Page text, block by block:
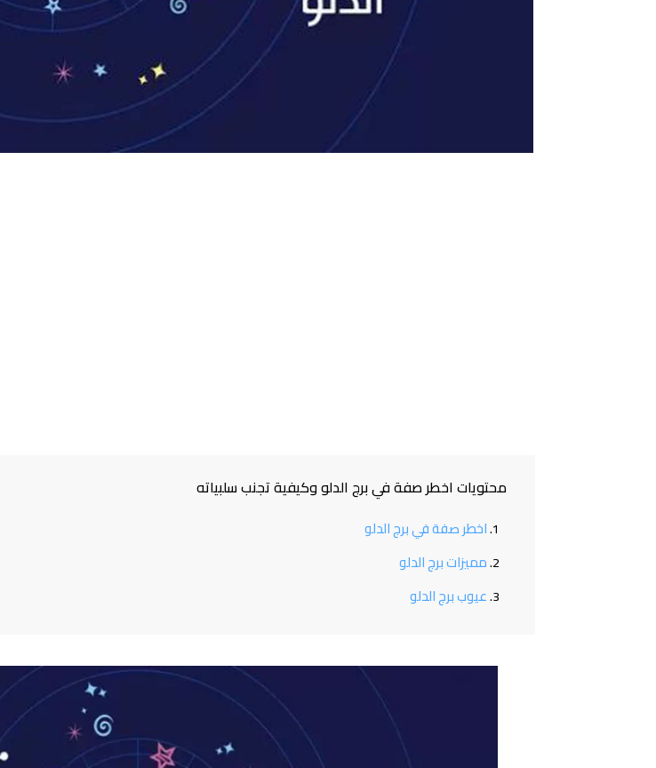
محتويات اخطر صفة في برج الدلو وكيفية تجنب سلبياته
اخطر صفة في برج الدلو
مميزات برج الدلو
عيوب برج الدلو